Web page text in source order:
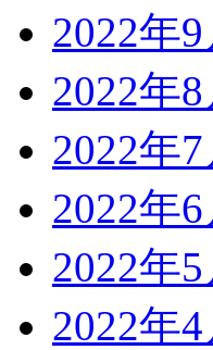
2022年9
2022年8
2022年7
2022年6
2022年5
2022年4